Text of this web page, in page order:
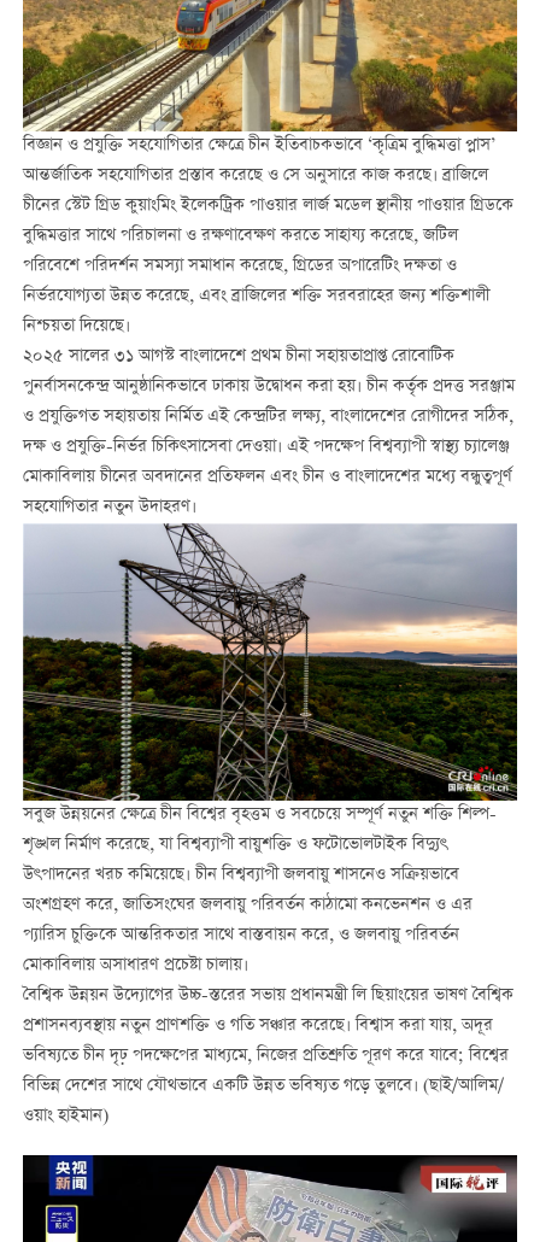
বিজ্ঞান ও প্রযুক্তি সহযোগিতার ক্ষেত্রে চীন ইতিবাচকভাবে ‘কৃত্রিম বুদ্ধিমত্তা প্লাস’
আন্তর্জাতিক সহযোগিতার প্রস্তাব করেছে ও সে অনুসারে কাজ করছে। ব্রাজিলে
চীনের স্টেট গ্রিড কুয়াংমিং ইলেকট্রিক পাওয়ার লার্জ মডেল স্থানীয় পাওয়ার গ্রিডকে
বুদ্ধিমত্তার সাথে পরিচালনা ও রক্ষণাবেক্ষণ করতে সাহায্য করেছে, জটিল
পরিবেশে পরিদর্শন সমস্যা সমাধান করেছে, গ্রিডের অপারেটিং দক্ষতা ও
নির্ভরযোগ্যতা উন্নত করেছে, এবং ব্রাজিলের শক্তি সরবরাহের জন্য শক্তিশালী
নিশ্চয়তা দিয়েছে।
২০২৫ সালের ৩১ আগস্ট বাংলাদেশে প্রথম চীনা সহায়তাপ্রাপ্ত রোবোটিক
পুনর্বাসনকেন্দ্র আনুষ্ঠানিকভাবে ঢাকায় উদ্বোধন করা হয়। চীন কর্তৃক প্রদত্ত সরঞ্জাম
ও প্রযুক্তিগত সহায়তায় নির্মিত এই কেন্দ্রটির লক্ষ্য, বাংলাদেশের রোগীদের সঠিক,
দক্ষ ও প্রযুক্তি-নির্ভর চিকিত্সাসেবা দেওয়া। এই পদক্ষেপ বিশ্বব্যাপী স্বাস্থ্য চ্যালেঞ্জ
মোকাবিলায় চীনের অবদানের প্রতিফলন এবং চীন ও বাংলাদেশের মধ্যে বন্ধুত্বপূর্ণ
সহযোগিতার নতুন উদাহরণ।
সবুজ উন্নয়নের ক্ষেত্রে চীন বিশ্বের বৃহত্তম ও সবচেয়ে সম্পূর্ণ নতুন শক্তি শিল্প-
শৃঙ্খল নির্মাণ করেছে, যা বিশ্বব্যাপী বায়ুশক্তি ও ফটোভোলটাইক বিদ্যুৎ
উৎপাদনের খরচ কমিয়েছে। চীন বিশ্বব্যাপী জলবায়ু শাসনেও সক্রিয়ভাবে
অংশগ্রহণ করে, জাতিসংঘের জলবায়ু পরিবর্তন কাঠামো কনভেনশন ও এর
প্যারিস চুক্তিকে আন্তরিকতার সাথে বাস্তবায়ন করে, ও জলবায়ু পরিবর্তন
মোকাবিলায় অসাধারণ প্রচেষ্টা চালায়।
বৈশ্বিক উন্নয়ন উদ্যোগের উচ্চ-স্তরের সভায় প্রধানমন্ত্রী লি ছিয়াংয়ের ভাষণ বৈশ্বিক
প্রশাসনব্যবস্থায় নতুন প্রাণশক্তি ও গতি সঞ্চার করেছে। বিশ্বাস করা যায়, অদূর
ভবিষ্যতে চীন দৃঢ় পদক্ষেপের মাধ্যমে, নিজের প্রতিশ্রুতি পূরণ করে যাবে; বিশ্বের
বিভিন্ন দেশের সাথে যৌথভাবে একটি উন্নত ভবিষ্যত গড়ে তুলবে। (ছাই/আলিম/
ওয়াং হাইমান)